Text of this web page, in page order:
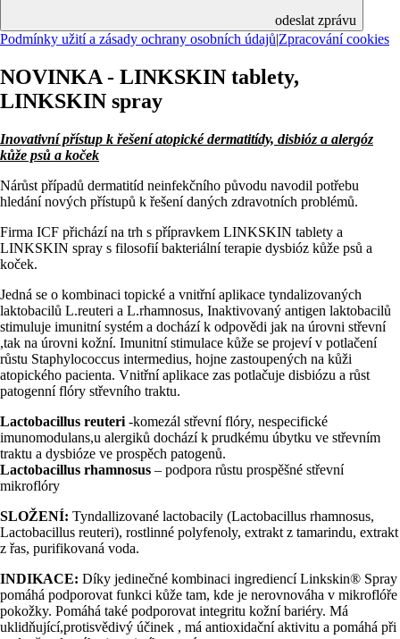
odeslat zprávu
Podmínky užití a zásady ochrany osobních údajů|Zpracování cookies
NOVINKA - LINKSKIN tablety,
LINKSKIN spray
Inovativní přístup k řešení atopické dermatitídy, disbióz a alergóz
kůže psů a koček
Nárůst případů dermatitíd neinfekčního původu navodil potřebu
hledání nových přístupů k řešení daných zdravotních problémů.
Firma ICF přichází na trh s přípravkem LINKSKIN tablety a
LINKSKIN spray s filosofií bakteriální terapie dysbióz kůže psů a
koček.
Jedná se o kombinaci topické a vnitřní aplikace tyndalizovaných
laktobacilů L.reuteri a L.rhamnosus, Inaktivovaný antigen laktobacilů
stimuluje imunitní systém a dochází k odpovědi jak na úrovni střevní
,tak na úrovni kožní. Imunitní stimulace kůže se projeví v potlačení
růstu Staphylococcus intermedius, hojne zastoupených na kůži
atopického pacienta. Vnitřní aplikace zas potlačuje disbiózu a růst
patogenní flóry střevního traktu.
Lactobacillus reuteri -komezál střevní flóry, nespecifické
imunomodulans,u alergiků dochází k prudkému úbytku ve střevním
traktu a dysbióze ve prospěch patogenů.
Lactobacillus rhamnosus – podpora růstu prospěšné střevní
mikroflóry
SLOŽENÍ: Tyndallizované lactobacily (Lactobacillus rhamnosus,
Lactobacillus reuteri), rostlinné polyfenoly, extrakt z tamarindu, extrakt
z řas, purifikovaná voda.
INDIKACE: Díky jedinečné kombinaci ingrediencí Linkskin® Spray
pomáhá podporovat funkci kůže tam, kde je nerovnováha v mikroflóře
pokožky. Pomáhá také podporovat integritu kožní bariéry. Má
uklidňující,protisvědivý účinek , má antioxidační aktivitu a pomáhá při